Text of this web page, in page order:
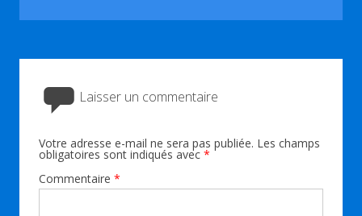
Laisser un commentaire
Votre adresse e-mail ne sera pas publiée. Les champs
obligatoires sont indiqués avec *
Commentaire *